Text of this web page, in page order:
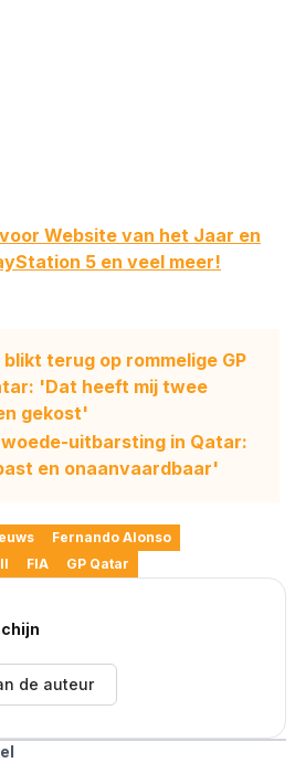
Website van het Jaar en
5 en veel meer!
blikt terug op rommelige GP
'Dat heeft mij twee
gekost'
uitbarsting in Qatar:
en onaanvaardbaar'
Fernando Alonso
FIA GP Qatar
de auteur